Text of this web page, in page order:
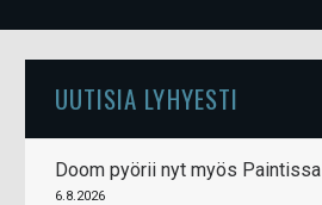
UUTISIA LYHYESTI
Doom pyörii nyt myös Paintissa
6.8.2026